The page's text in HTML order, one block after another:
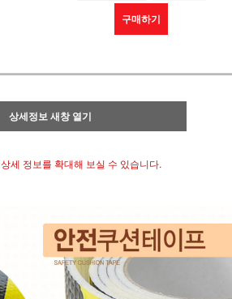
구매하기
상세정보 새창 열기
상세 정보를 확대해 보실 수 있습니다.